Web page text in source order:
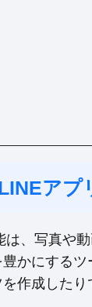
アプ
は、写真や
かにする
作成した